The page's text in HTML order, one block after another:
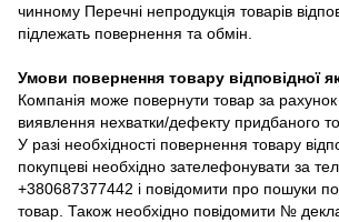
чинному Перечні непродукція товарів
підлежать повернення та обмін.
Умови повернення товару відповідної
Компанія може повернути товар за
виявлення нехватки/дефекту придбаного
У разі необхідності повернення товару
покупцеві необхідно зателефонувати за
+380687377442 і повідомити про пошуки
товар. Також необхідно повідомити №